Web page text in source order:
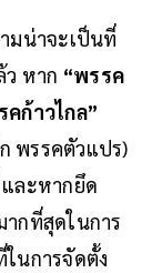
มน่าจะเป็นที่
ว หาก “พรรค
คก้าวไกล”
พรรคตัวแปร)
ละหากยึด
ากที่สุดในการ
นการจัดตั้ง